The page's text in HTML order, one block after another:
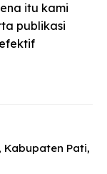
itu kami
publikasi
Kabupaten Pati,